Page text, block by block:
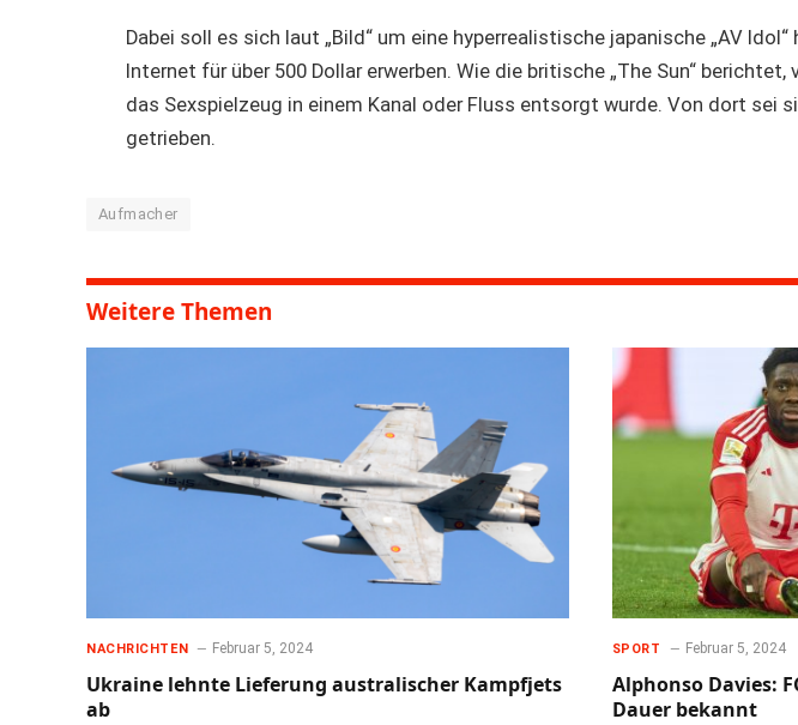
Dabei soll es sich laut „Bild“ um eine hyperrealistische japanische „AV Idol“
Internet für über 500 Dollar erwerben. Wie die britische „The Sun“
das Sexspielzeug in einem Kanal oder Fluss entsorgt wurde. Von dort sei
getrieben.
Aufmacher
Weitere Themen
NACHRICHTEN Februar 5, 2024
Ukraine lehnte Lieferung australischer Kampfjets
ab
SPORT Februar 5, 2024
Alphonso Davies:
Dauer bekannt